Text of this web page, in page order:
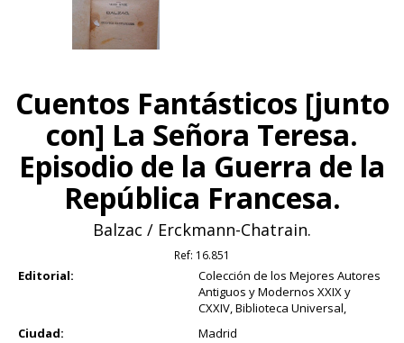
Cuentos Fantásticos [junto
con] La Señora Teresa.
Episodio de la Guerra de la
República Francesa.
Balzac / Erckmann-Chatrain.
Ref: 16.851
Editorial:
Colección de los Mejores Autores
Antiguos y Modernos XXIX y
CXXIV, Biblioteca Universal,
Ciudad:
Madrid